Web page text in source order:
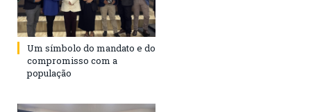
Um símbolo do mandato e do
compromisso com a
população